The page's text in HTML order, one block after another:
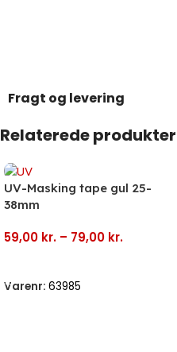
Fragt og levering
Relaterede produkter
UV-Masking tape gul 25-
38mm
59,00 kr. – 79,00 kr.
Varenr: 63985